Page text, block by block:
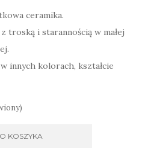
ceramika.
troską i starannością w małej
innych kolorach, kształcie
KOSZYKA